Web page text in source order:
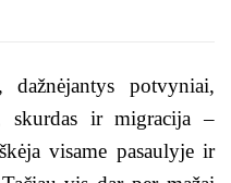
dažnėjantys potvyniai,
skurdas ir migracija –
visame pasaulyje ir